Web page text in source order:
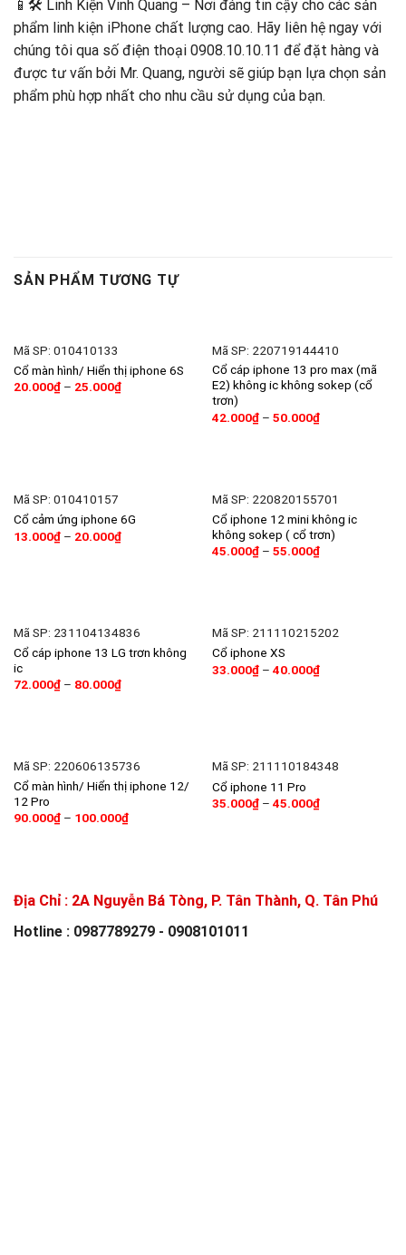
📱🛠️ Linh Kiện Vinh Quang – Nơi đáng tin cậy cho các sản
phẩm linh kiện iPhone chất lượng cao. Hãy liên hệ ngay với
chúng tôi qua số điện thoại 0908.10.10.11 để đặt hàng và
được tư vấn bởi Mr. Quang, người sẽ giúp bạn lựa chọn sản
phẩm phù hợp nhất cho nhu cầu sử dụng của bạn.
SẢN PHẨM TƯƠNG TỰ
Mã SP: 010410133
Cổ màn hình/ Hiển thị iphone 6S
20.000₫– 25.000₫
Mã SP: 220719144410
Cổ cáp iphone 13 pro max (mã
E2) không ic không sokep (cổ
trơn)
42.000₫– 50.000₫
Mã SP: 010410157
Cổ cảm ứng iphone 6G
13.000₫– 20.000₫
Mã SP: 220820155701
Cổ iphone 12 mini không ic
không sokep ( cổ trơn)
45.000₫– 55.000₫
Mã SP: 231104134836
Cổ cáp iphone 13 LG trơn không
ic
72.000₫– 80.000₫
Mã SP: 211110215202
Cổ iphone XS
33.000₫– 40.000₫
Mã SP: 220606135736
Cổ màn hình/ Hiển thị iphone 12/
12 Pro
90.000₫– 100.000₫
Mã SP: 211110184348
Cổ iphone 11 Pro
35.000₫– 45.000₫
Địa Chỉ : 2A Nguyễn Bá Tòng, P. Tân Thành, Q. Tân Phú
Hotline : 0987789279 - 0908101011